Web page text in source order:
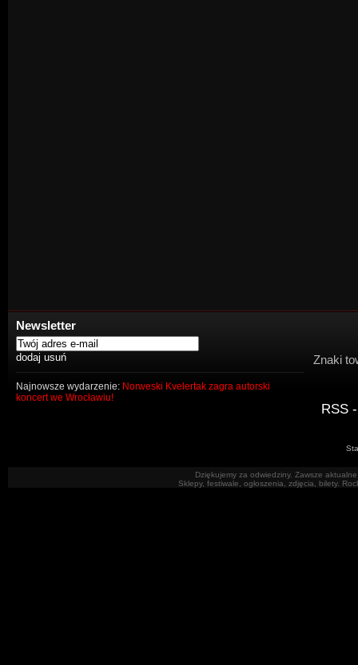
Newsletter
Najnowsze wydarzenie: Norweski Kvelertak zagra autorski
koncert we Wrocławiu!
Znaki
RSS
Dziękujemy za odwiedziny. Zawsze
Sklepy, festiwale, ogłoszenia, zdjęcia, bilety.